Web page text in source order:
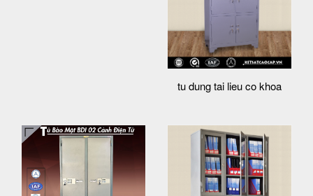
tu dung tai lieu co khoa